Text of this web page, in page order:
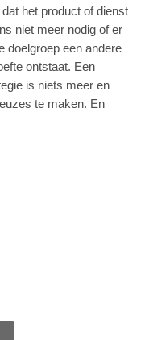
het product of dienst
niet meer nodig of er
doelgroep een andere
ontstaat. Een
is niets meer en
te maken. En